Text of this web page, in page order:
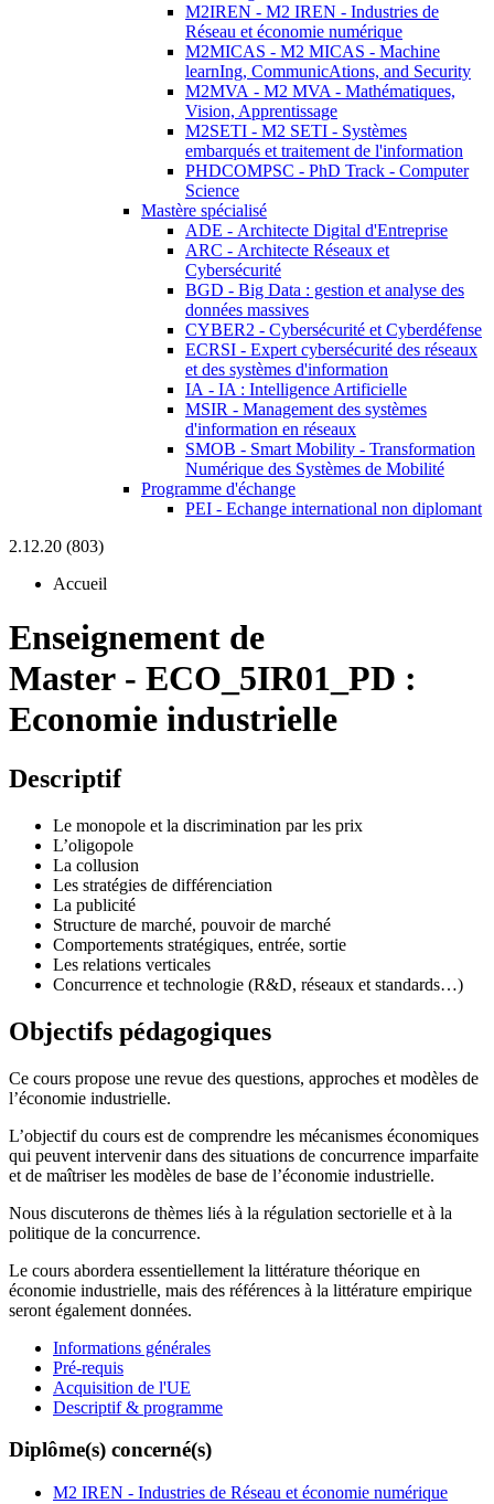
M2IREN - M2 IREN - Industries de
Réseau et économie numérique
M2MICAS - M2 MICAS - Machine
learnIng, CommunicAtions, and Security
M2MVA - M2 MVA - Mathématiques,
Vision, Apprentissage
M2SETI - M2 SETI - Systèmes
embarqués et traitement de l'information
PHDCOMPSC - PhD Track - Computer
Science
Mastère spécialisé
ADE - Architecte Digital d'Entreprise
ARC - Architecte Réseaux et
Cybersécurité
BGD - Big Data : gestion et analyse des
données massives
CYBER2 - Cybersécurité et Cyberdéfense
ECRSI - Expert cybersécurité des réseaux
et des systèmes d'information
IA - IA : Intelligence Artificielle
MSIR - Management des systèmes
d'information en réseaux
SMOB - Smart Mobility - Transformation
Numérique des Systèmes de Mobilité
Programme d'échange
PEI - Echange international non diplomant
2.12.20 (803)
Accueil
Enseignement de
Master - ECO_5IR01_PD :
Economie industrielle
Descriptif
Le monopole et la discrimination par les prix
L’oligopole
La collusion
Les stratégies de différenciation
La publicité
Structure de marché, pouvoir de marché
Comportements stratégiques, entrée, sortie
Les relations verticales
Concurrence et technologie (R&D, réseaux et standards…)
Objectifs pédagogiques
Ce cours propose une revue des questions, approches et modèles de
l’économie industrielle.
L’objectif du cours est de comprendre les mécanismes économiques
qui peuvent intervenir dans des situations de concurrence imparfaite
et de maîtriser les modèles de base de l’économie industrielle.
Nous discuterons de thèmes liés à la régulation sectorielle et à la
politique de la concurrence.
Le cours abordera essentiellement la littérature théorique en
économie industrielle, mais des références à la littérature empirique
seront également données.
Informations générales
Pré-requis
Acquisition de l'UE
Descriptif & programme
Diplôme(s) concerné(s)
M2 IREN - Industries de Réseau et économie numérique